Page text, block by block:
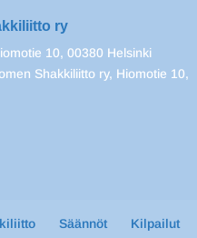
ry
10, 00380 Helsinki
Shakkiliitto ry, Hiomotie 10,
Säännöt Kilpailut